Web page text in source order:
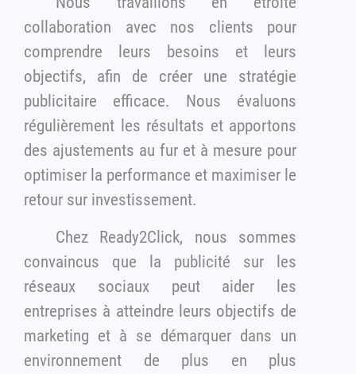
collaboration avec nos clients pour
comprendre leurs besoins et leurs
objectifs, afin de créer une stratégie
publicitaire efficace. Nous évaluons
régulièrement les résultats et apportons
des ajustements au fur et à mesure pour
optimiser la performance et maximiser le
retour sur investissement.
Chez Ready2Click, nous sommes
convaincus que la publicité sur les
réseaux sociaux peut aider les
entreprises à atteindre leurs objectifs de
marketing et à se démarquer dans un
environnement de plus en plus